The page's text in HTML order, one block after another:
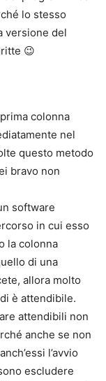
lo stesso
versione del
😉
colonna
nel
questo metodo
bravo non
software
in cui esso
la colonna
di una
allora molto
è attendibile.
attendibili non
anche se non
l’avvio
escludere